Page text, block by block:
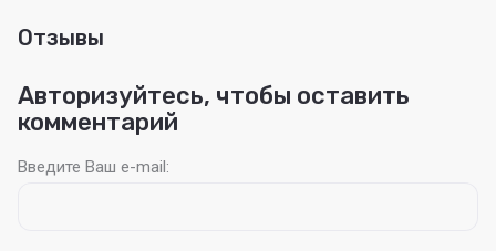
Отзывы
Авторизуйтесь, чтобы оставить
комментарий
Введите Ваш e-mail: